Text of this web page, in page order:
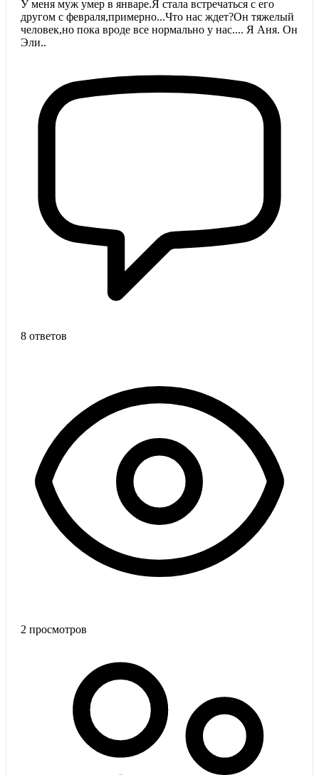
У меня муж умер в январе.Я стала встречаться с его
другом с февраля,примерно...Что нас ждет?Он тяжелый
человек,но пока вроде все нормально у нас.... Я Аня. Он
Эли..
8 ответов
2 просмотров